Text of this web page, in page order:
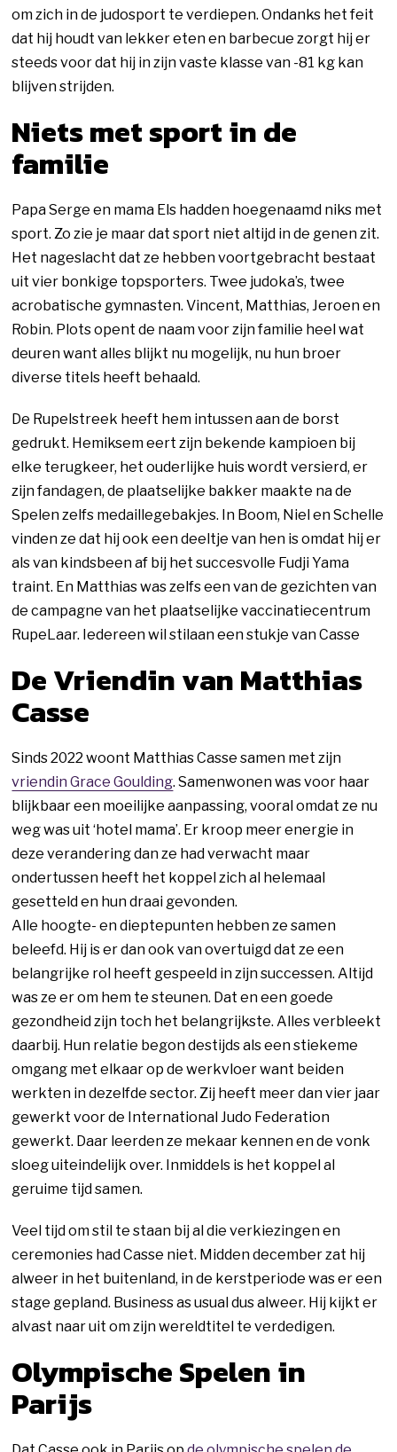
om zich in de judosport te verdiepen. Ondanks het feit
dat hij houdt van lekker eten en barbecue zorgt hij er
steeds voor dat hij in zijn vaste klasse van -81 kg kan
blijven strijden.
Niets met sport in de
familie
Papa Serge en mama Els hadden hoegenaamd niks met
sport. Zo zie je maar dat sport niet altijd in de genen zit.
Het nageslacht dat ze hebben voortgebracht bestaat
uit vier bonkige topsporters. Twee judoka’s, twee
acrobatische gymnasten. Vincent, Matthias, Jeroen en
Robin. Plots opent de naam voor zijn familie heel wat
deuren want alles blijkt nu mogelijk, nu hun broer
diverse titels heeft behaald.
De Rupelstreek heeft hem intussen aan de borst
gedrukt. Hemiksem eert zijn bekende kampioen bij
elke terugkeer, het ouderlijke huis wordt versierd, er
zijn fandagen, de plaatselijke bakker maakte na de
Spelen zelfs medaillegebakjes. In Boom, Niel en Schelle
vinden ze dat hij ook een deeltje van hen is omdat hij er
als van kindsbeen af bij het succesvolle Fudji Yama
traint. En Matthias was zelfs een van de gezichten van
de campagne van het plaatselijke vaccinatiecentrum
RupeLaar. Iedereen wil stilaan een stukje van Casse
De Vriendin van Matthias
Casse
Sinds 2022 woont Matthias Casse samen met zijn
vriendin Grace Goulding. Samenwonen was voor haar
blijkbaar een moeilijke aanpassing, vooral omdat ze nu
weg was uit ‘hotel mama’. Er kroop meer energie in
deze verandering dan ze had verwacht maar
ondertussen heeft het koppel zich al helemaal
gesetteld en hun draai gevonden.
Alle hoogte- en dieptepunten hebben ze samen
beleefd. Hij is er dan ook van overtuigd dat ze een
belangrijke rol heeft gespeeld in zijn successen. Altijd
was ze er om hem te steunen. Dat en een goede
gezondheid zijn toch het belangrijkste. Alles verbleekt
daarbij. Hun relatie begon destijds als een stiekeme
omgang met elkaar op de werkvloer want beiden
werkten in dezelfde sector. Zij heeft meer dan vier jaar
gewerkt voor de International Judo Federation
gewerkt. Daar leerden ze mekaar kennen en de vonk
sloeg uiteindelijk over. Inmiddels is het koppel al
geruime tijd samen.
Veel tijd om stil te staan bij al die verkiezingen en
ceremonies had Casse niet. Midden december zat hij
alweer in het buitenland, in de kerstperiode was er een
stage gepland. Business as usual dus alweer. Hij kijkt er
alvast naar uit om zijn wereldtitel te verdedigen.
Olympische Spelen in
Parijs